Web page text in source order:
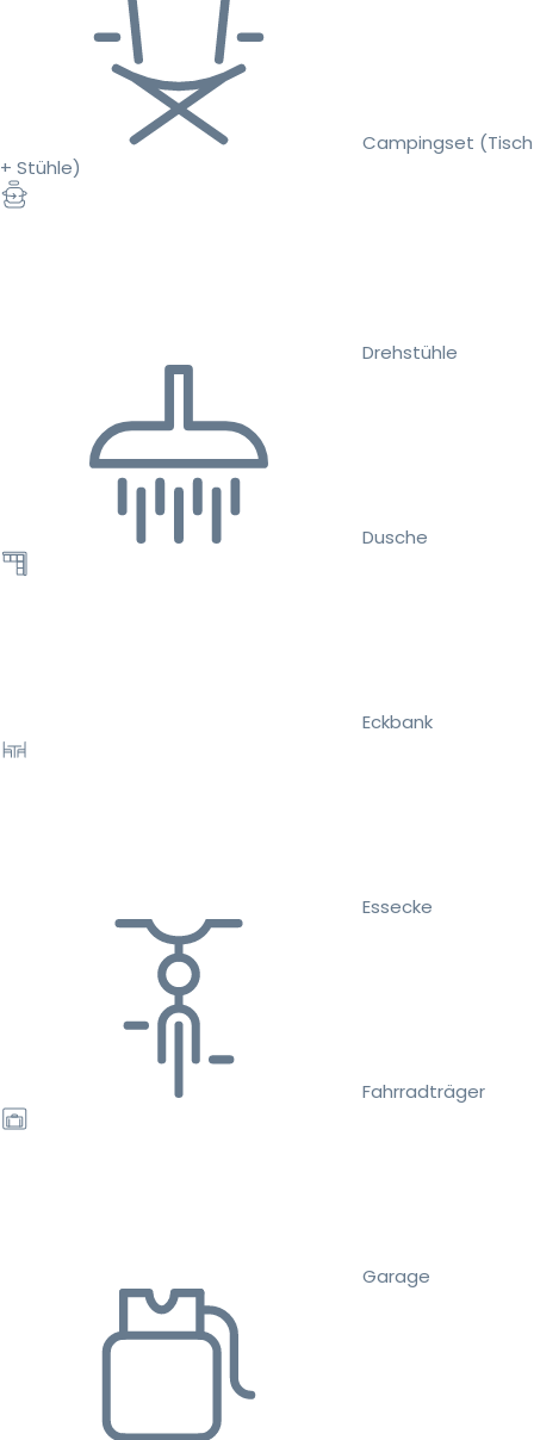
Campingset (Tisch
+ Stühle)
Drehstühle
Dusche
Eckbank
Essecke
Fahrradträger
Garage